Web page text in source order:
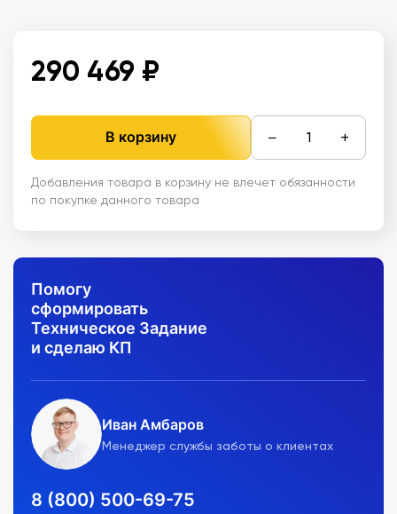
290 469 ₽
В корзину − +
Добавления товара в корзину не влечет обязанности
по покупке данного товара
Помогу
сформировать
Техническое Задание
и сделаю КП
Иван Амбаров
Менеджер службы заботы о клиентах
8 (800) 500-69-75